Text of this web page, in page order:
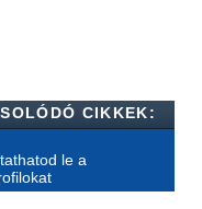
CIKKEK:
le a